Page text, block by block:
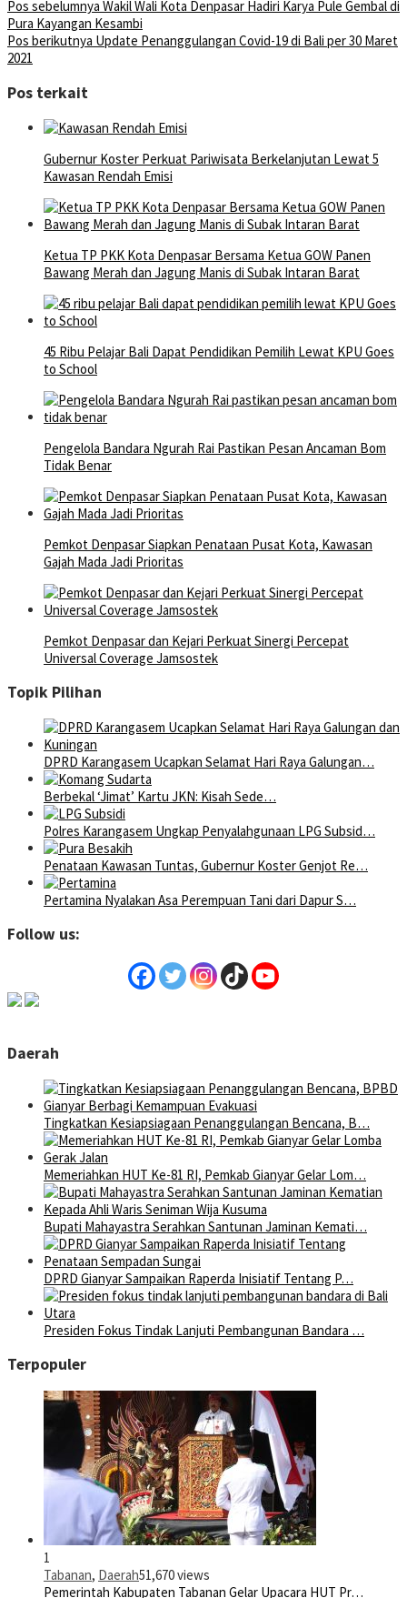
Pos sebelumnya Wakil Wali Kota Denpasar Hadiri Karya Pule Gembal di
Pura Kayangan Kesambi
Pos berikutnya Update Penanggulangan Covid-19 di Bali per 30 Maret
2021
Pos terkait
Gubernur Koster Perkuat Pariwisata Berkelanjutan Lewat 5
Kawasan Rendah Emisi
Ketua TP PKK Kota Denpasar Bersama Ketua GOW Panen
Bawang Merah dan Jagung Manis di Subak Intaran Barat
45 Ribu Pelajar Bali Dapat Pendidikan Pemilih Lewat KPU Goes
to School
Pengelola Bandara Ngurah Rai Pastikan Pesan Ancaman Bom
Tidak Benar
Pemkot Denpasar Siapkan Penataan Pusat Kota, Kawasan
Gajah Mada Jadi Prioritas
Pemkot Denpasar dan Kejari Perkuat Sinergi Percepat
Universal Coverage Jamsostek
Topik Pilihan
DPRD Karangasem Ucapkan Selamat Hari Raya Galungan…
Berbekal ‘Jimat’ Kartu JKN: Kisah Sede…
Polres Karangasem Ungkap Penyalahgunaan LPG Subsid…
Penataan Kawasan Tuntas, Gubernur Koster Genjot Re…
Pertamina Nyalakan Asa Perempuan Tani dari Dapur S…
Follow us:
Daerah
Tingkatkan Kesiapsiagaan Penanggulangan Bencana, B…
Memeriahkan HUT Ke-81 RI, Pemkab Gianyar Gelar Lom…
Bupati Mahayastra Serahkan Santunan Jaminan Kemati…
DPRD Gianyar Sampaikan Raperda Inisiatif Tentang P…
Presiden Fokus Tindak Lanjuti Pembangunan Bandara …
Terpopuler
1
Tabanan, Daerah51,670 views
Pemerintah Kabupaten Tabanan Gelar Upacara HUT Pr…